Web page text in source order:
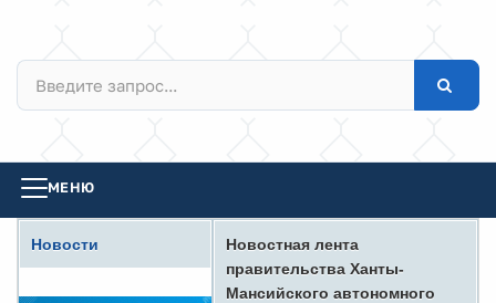
МЕНЮ
Новости
Новостная лента
правительства Ханты-
Мансийского автономного